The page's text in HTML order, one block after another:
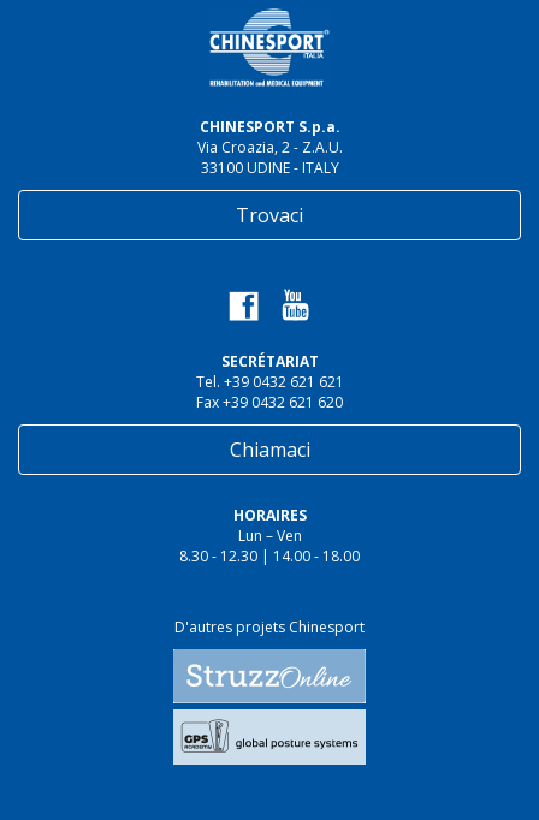
CHINESPORT S.p.a.
Via Croazia, 2 - Z.A.U.
33100 UDINE - ITALY
Trovaci
SECRÉTARIAT
Tel. +39 0432 621 621
Fax +39 0432 621 620
Chiamaci
HORAIRES
Lun – Ven
8.30 - 12.30 | 14.00 - 18.00
D'autres projets Chinesport